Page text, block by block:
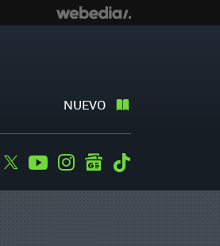
NUEVO
Facebook
TwitterYoutubeInstagramgooglenews